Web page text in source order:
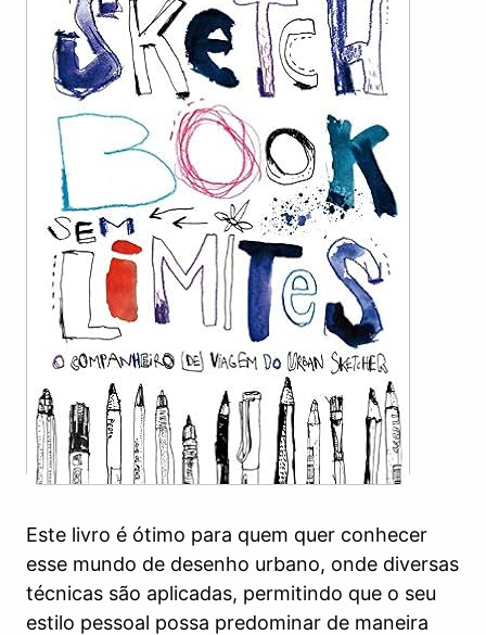
Este livro é ótimo para quem quer conhecer
esse mundo de desenho urbano, onde diversas
técnicas são aplicadas, permitindo que o seu
estilo pessoal possa predominar de maneira